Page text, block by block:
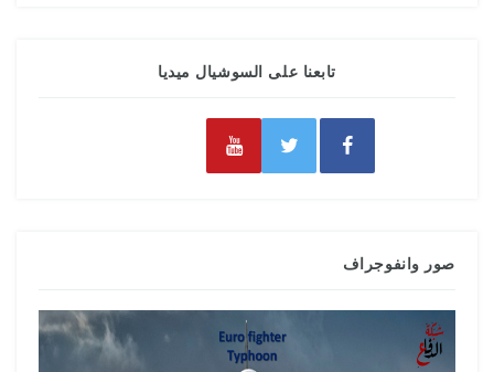
تابعنا على السوشيال ميديا
صور وانفوجراف